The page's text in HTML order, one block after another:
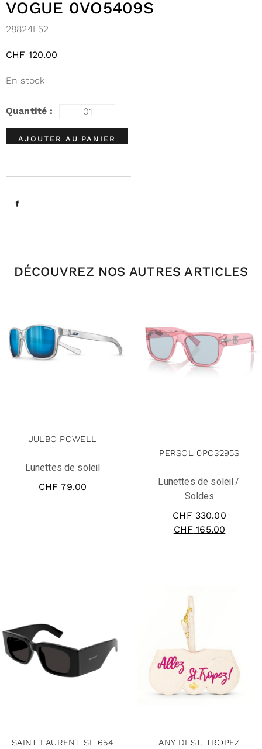
VOGUE 0VO5409S
28824L52
CHF 120.00
En stock
AJOUTER AU PANIER
DÉCOUVREZ NOS AUTRES ARTICLES
JULBO POWELL
Lunettes de soleil
CHF 79.00
PERSOL 0PO3295S
Lunettes de soleil
Soldes
CHF330.00
CHF 165.00
SAINT LAURENT SL 654 ANY DI ST. TROPEZ